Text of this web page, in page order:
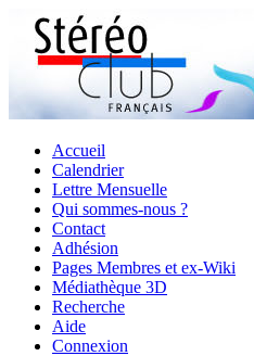
Accueil
Calendrier
Lettre Mensuelle
Qui sommes-nous ?
Contact
Adhésion
Pages Membres et ex-Wiki
Médiathèque 3D
Recherche
Aide
Connexion